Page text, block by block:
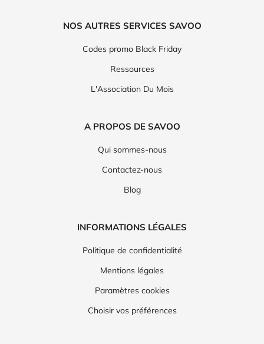
NOS AUTRES SERVICES SAVOO
Codes promo Black Friday
Ressources
L'Association Du Mois
A PROPOS DE SAVOO
Qui sommes-nous
Contactez-nous
Blog
INFORMATIONS LÉGALES
Politique de confidentialité
Mentions légales
Paramètres cookies
Choisir vos préférences